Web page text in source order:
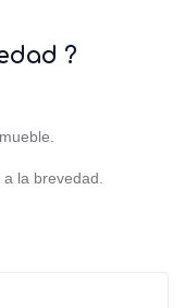
?
la brevedad.